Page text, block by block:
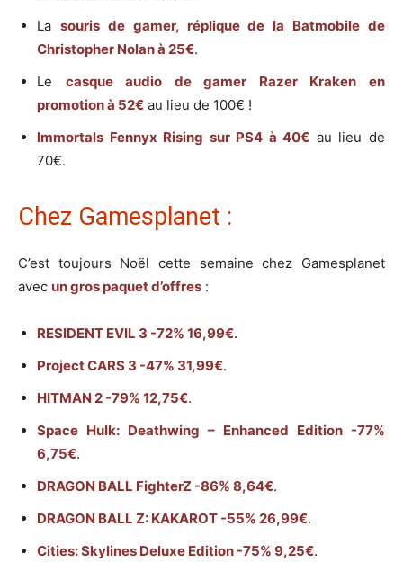
La souris de gamer, réplique de la Batmobile de
Christopher Nolan à 25€.
Le casque audio de gamer Razer Kraken en
promotion à 52€ au lieu de 100€ !
Immortals Fennyx Rising sur PS4 à 40€ au lieu de
70€.
Chez Gamesplanet :
C’est toujours Noël cette semaine chez Gamesplanet
avec un gros paquet d’offres :
RESIDENT EVIL 3 -72% 16,99€.
Project CARS 3 -47% 31,99€.
HITMAN 2 -79% 12,75€.
Space Hulk: Deathwing – Enhanced Edition -77%
6,75€.
DRAGON BALL FighterZ -86% 8,64€.
DRAGON BALL Z: KAKAROT -55% 26,99€.
Cities: Skylines Deluxe Edition -75% 9,25€.